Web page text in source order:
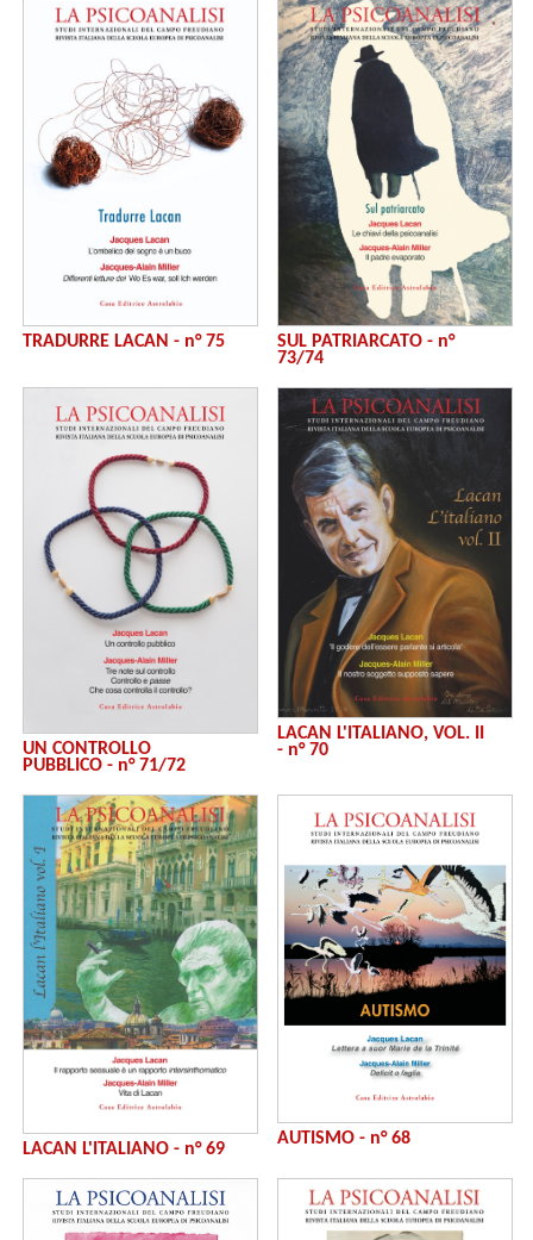
TRADURRE LACAN - n° 75
SUL PATRIARCATO - n°
73/74
UN CONTROLLO
PUBBLICO - n° 71/72
LACAN L'ITALIANO, VOL. II
- n° 70
LACAN L'ITALIANO - n° 69
AUTISMO - n° 68